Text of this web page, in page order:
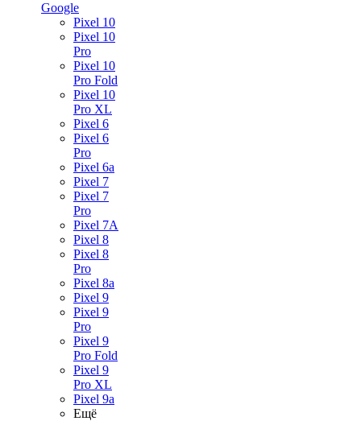
Google
Pixel 10
Pixel 10
Pro
Pixel 10
Pro Fold
Pixel 10
Pro XL
Pixel 6
Pixel 6
Pro
Pixel 6a
Pixel 7
Pixel 7
Pro
Pixel 7A
Pixel 8
Pixel 8
Pro
Pixel 8a
Pixel 9
Pixel 9
Pro
Pixel 9
Pro Fold
Pixel 9
Pro XL
Pixel 9a
Ещё